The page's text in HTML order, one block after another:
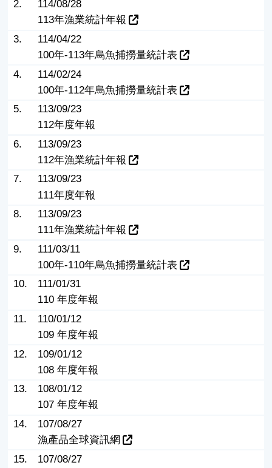
2.
114/08/28
113年漁業統計年報
3.
114/04/22
100年-113年烏魚捕撈量統計表
4.
114/02/24
100年-112年烏魚捕撈量統計表
5.
113/09/23
112年度年報
6.
113/09/23
112年漁業統計年報
7.
113/09/23
111年度年報
8.
113/09/23
111年漁業統計年報
9.
111/03/11
100年-110年烏魚捕撈量統計表
10.
111/01/31
110 年度年報
11.
110/01/12
109 年度年報
12.
109/01/12
108 年度年報
13.
108/01/12
107 年度年報
14.
107/08/27
漁產品全球資訊網
15.
107/08/27